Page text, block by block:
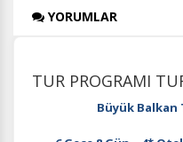
YORUMLAR
TUR PROGRAMI
Büyük Balkan